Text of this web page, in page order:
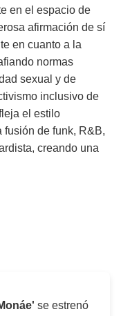
en el espacio de
afirmación de sí
en cuanto a la
normas
sexual y de
inclusivo de
el estilo
fusión de funk, R&B,
creando una
se estrenó